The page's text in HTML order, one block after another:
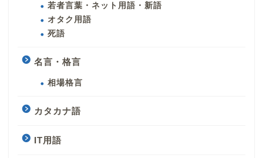
若者言葉・ネット用語・新語
オタク用語
死語
名言・格言
相場格言
カタカナ語
IT用語